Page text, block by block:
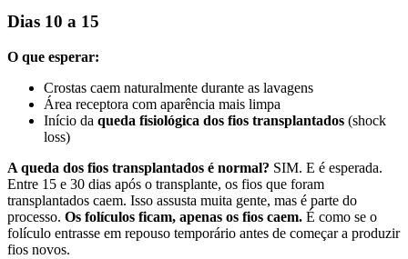
Dias 10 a 15
O que esperar:
Crostas caem naturalmente durante as lavagens
Área receptora com aparência mais limpa
Início da queda fisiológica dos fios transplantados (shock
loss)
A queda dos fios transplantados é normal? SIM. E é esperada.
Entre 15 e 30 dias após o transplante, os fios que foram
transplantados caem. Isso assusta muita gente, mas é parte do
processo. Os folículos ficam, apenas os fios caem. É como se o
folículo entrasse em repouso temporário antes de começar a produzir
fios novos.